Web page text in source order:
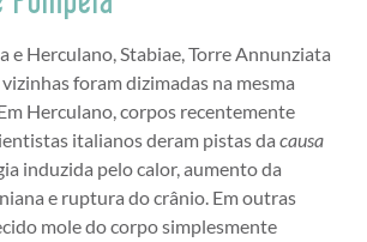
e Herculano, Stabiae, Torre Annunziata
foram dizimadas na mesma
Herculano, corpos recentemente
italianos deram pistas da causa
induzida pelo calor, aumento da
e ruptura do crânio. Em outras
mole do corpo simplesmente